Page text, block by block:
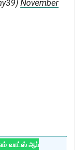
November
வாட்ஸ் ஆப்